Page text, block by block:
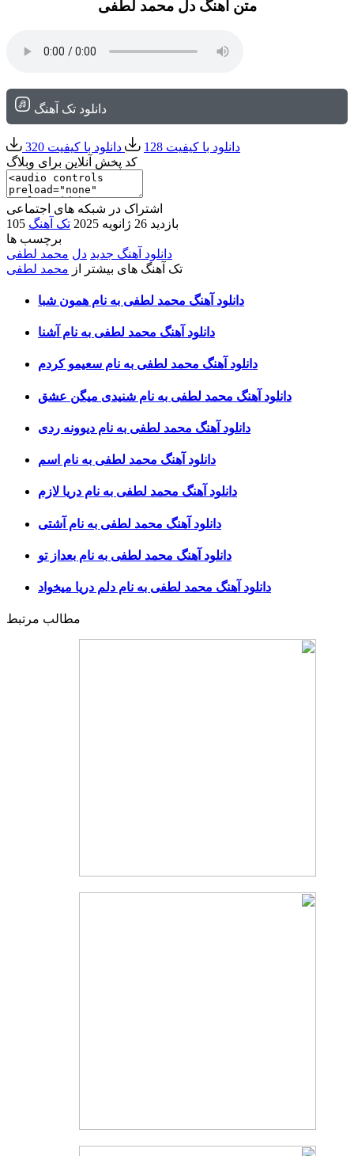
متن آهنگ دل محمد لطفی
دانلود تک آهنگ
دانلود با کیفیت 128
دانلود با کیفیت 320
کد پخش آنلاین برای وبلاگ
اشتراک در شبکه های اجتماعی
105 بازدید 26 ژانویه 2025
تک آهنگ
برچسب ها
دانلود آهنگ جدید دل محمد لطفی
تک آهنگ های بیشتر از محمد لطفی
دانلود آهنگ محمد لطفی به نام همون شبا
دانلود آهنگ محمد لطفی به نام آشنا
دانلود آهنگ محمد لطفی به نام سعیمو کردم
دانلود آهنگ محمد لطفی به نام شنیدی میگن عشق
دانلود آهنگ محمد لطفی به نام دیوونه ردی
دانلود آهنگ محمد لطفی به نام اسم
دانلود آهنگ محمد لطفی به نام دریا لازم
دانلود آهنگ محمد لطفی به نام آشتی
دانلود آهنگ محمد لطفی به نام بعداز تو
دانلود آهنگ محمد لطفی به نام دلم دریا میخواد
مطالب مرتبط